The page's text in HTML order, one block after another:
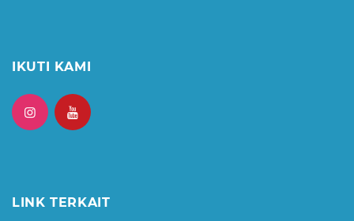
IKUTI KAMI
LINK TERKAIT